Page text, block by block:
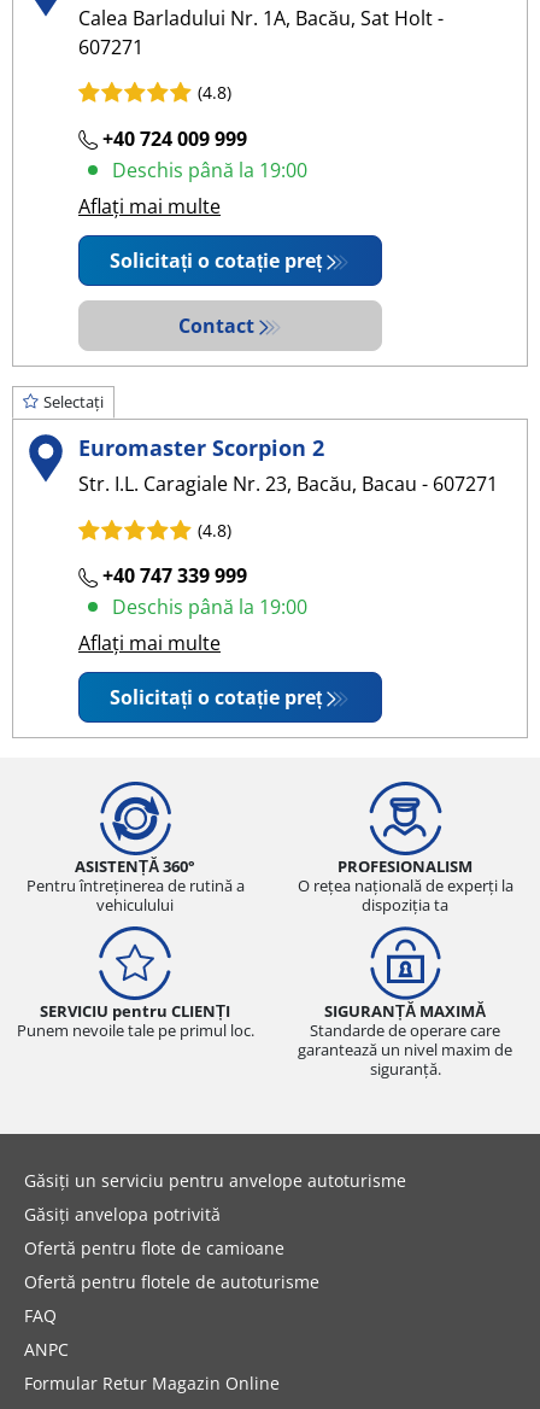
Calea Barladului Nr. 1A, Bacău, Sat Holt -
607271
(4.8)
+40 724 009 999
Deschis până la 19:00
Aflați mai multe
Solicitați o cotație preț
Contact
Selectați
Euromaster Scorpion 2
Str. I.L. Caragiale Nr. 23, Bacău, Bacau - 607271
(4.8)
+40 747 339 999
Deschis până la 19:00
Aflați mai multe
Solicitați o cotație preț
ASISTENȚĂ 360°
Pentru întreținerea de rutină a
vehiculului
PROFESIONALISM
O rețea națională de experți la
dispoziția ta
SERVICIU pentru CLIENȚI
Punem nevoile tale pe primul loc.
SIGURANȚĂ MAXIMĂ
Standarde de operare care
garantează un nivel maxim de
siguranță.
Găsiți un serviciu pentru anvelope autoturisme
Găsiți anvelopa potrivită
Ofertă pentru flote de camioane
Ofertă pentru flotele de autoturisme
FAQ
ANPC
Formular Retur Magazin Online